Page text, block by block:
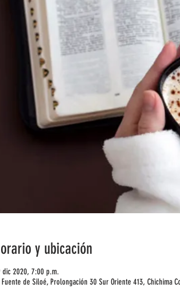
y ubicación
dic 2020, 7:00 p.m.
Fuente de Siloé, Prolongación 30 Sur Oriente 413, Chichima